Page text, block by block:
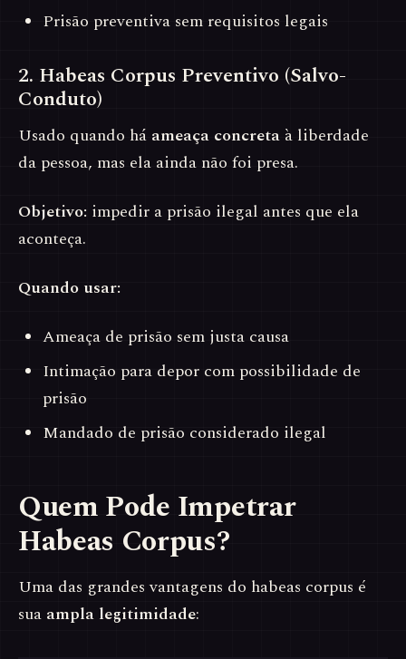
Prisão preventiva sem requisitos legais
2. Habeas Corpus Preventivo (Salvo-
Conduto)
Usado quando há ameaça concreta à liberdade
da pessoa, mas ela ainda não foi presa.
Objetivo: impedir a prisão ilegal antes que ela
aconteça.
Quando usar:
Ameaça de prisão sem justa causa
Intimação para depor com possibilidade de
prisão
Mandado de prisão considerado ilegal
Quem Pode Impetrar
Habeas Corpus?
Uma das grandes vantagens do habeas corpus é
sua ampla legitimidade: